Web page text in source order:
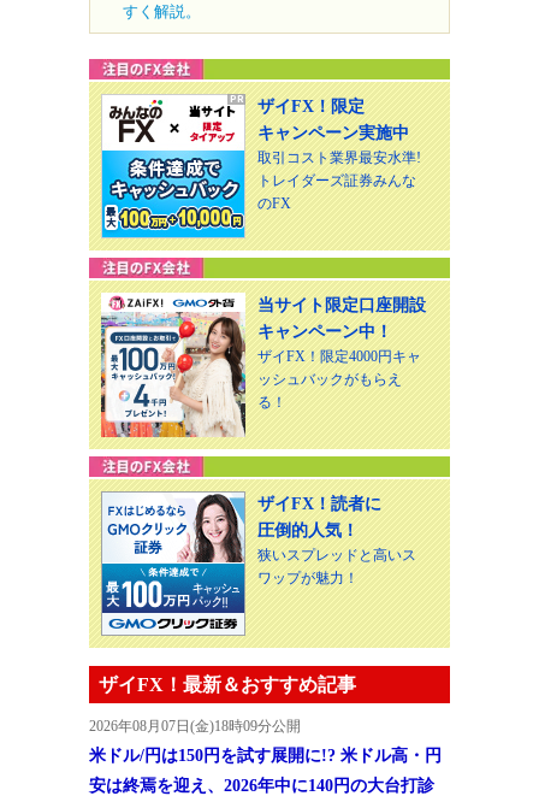
すく解説。
ザイFX！限定
キャンペーン実施中
取引コスト業界最安水準!
トレイダーズ証券みんな
のFX
当サイト限定口座開設
キャンペーン中！
ザイFX！限定4000円キャ
ッシュバックがもらえ
る！
ザイFX！読者に
圧倒的人気！
狭いスプレッドと高いス
ワップが魅力！
ザイFX！最新＆おすすめ記事
2026年08月07日(金)18時09分公開
米ドル/円は150円を試す展開に!? 米ドル高・円
安は終焉を迎え、2026年中に140円の大台打診